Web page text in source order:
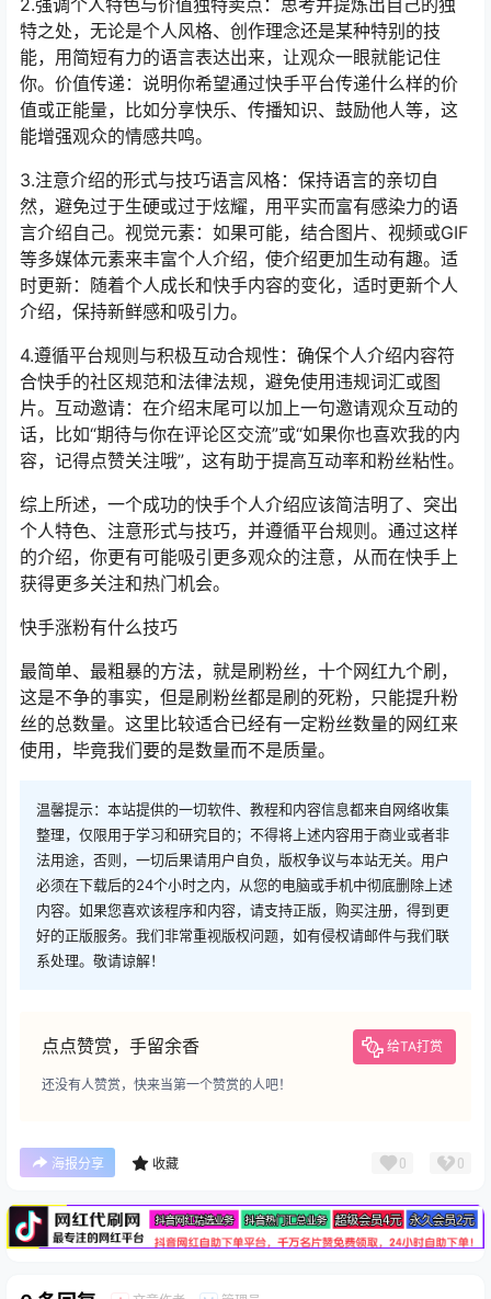
2.强调个人特色与价值独特卖点：思考并提炼出自己的独
特之处，无论是个人风格、创作理念还是某种特别的技
能，用简短有力的语言表达出来，让观众一眼就能记住
你。价值传递：说明你希望通过快手平台传递什么样的价
值或正能量，比如分享快乐、传播知识、鼓励他人等，这
能增强观众的情感共鸣。
3.注意介绍的形式与技巧语言风格：保持语言的亲切自
然，避免过于生硬或过于炫耀，用平实而富有感染力的语
言介绍自己。视觉元素：如果可能，结合图片、视频或GIF
等多媒体元素来丰富个人介绍，使介绍更加生动有趣。适
时更新：随着个人成长和快手内容的变化，适时更新个人
介绍，保持新鲜感和吸引力。
4.遵循平台规则与积极互动合规性：确保个人介绍内容符
合快手的社区规范和法律法规，避免使用违规词汇或图
片。互动邀请：在介绍末尾可以加上一句邀请观众互动的
话，比如“期待与你在评论区交流”或“如果你也喜欢我的内
容，记得点赞关注哦”，这有助于提高互动率和粉丝粘性。
综上所述，一个成功的快手个人介绍应该简洁明了、突出
个人特色、注意形式与技巧，并遵循平台规则。通过这样
的介绍，你更有可能吸引更多观众的注意，从而在快手上
获得更多关注和热门机会。
快手涨粉有什么技巧
最简单、最粗暴的方法，就是刷粉丝，十个网红九个刷，
这是不争的事实，但是刷粉丝都是刷的死粉，只能提升粉
丝的总数量。这里比较适合已经有一定粉丝数量的网红来
使用，毕竟我们要的是数量而不是质量。
温馨提示：本站提供的一切软件、教程和内容信息都来自网络收集
整理，仅限用于学习和研究目的；不得将上述内容用于商业或者非
法用途，否则，一切后果请用户自负，版权争议与本站无关。用户
必须在下载后的24个小时之内，从您的电脑或手机中彻底删除上述
内容。如果您喜欢该程序和内容，请支持正版，购买注册，得到更
好的正版服务。我们非常重视版权问题，如有侵权请邮件与我们联
系处理。敬请谅解！
点点赞赏，手留余香 给TA打赏
还没有人赞赏，快来当第一个赞赏的人吧！
海报分享 收藏 0 0
广告